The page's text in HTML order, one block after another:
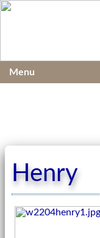
Henry
Menu